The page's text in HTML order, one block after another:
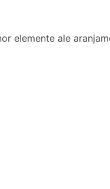
elemente ale